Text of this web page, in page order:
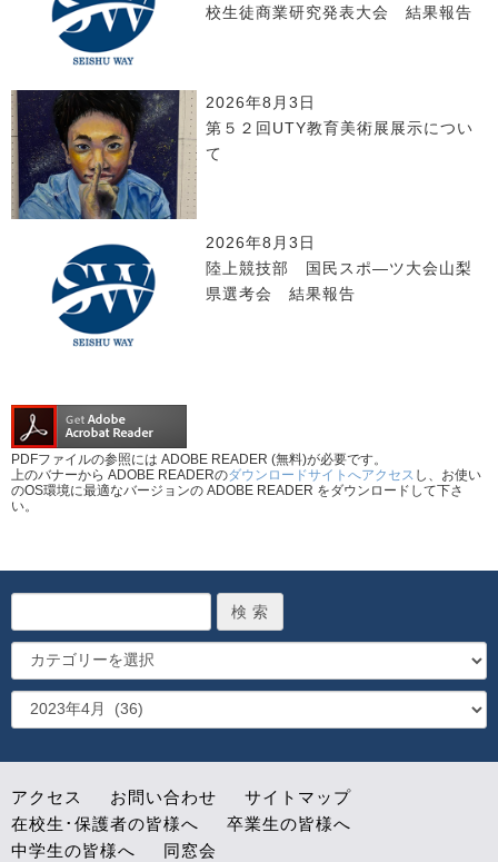
校生徒商業研究発表大会 結果報告
2026年8月3日
第５２回UTY教育美術展展示につい
て
2026年8月3日
陸上競技部 国民スポ―ツ大会山梨
県選考会 結果報告
PDFファイルの参照には ADOBE READER (無料)が必要です。
上のバナーから ADOBE READERのダウンロードサイトへアクセス し、お使い
のOS環境に最適なバージョンの ADOBE READER をダウンロードして下さ
い。
アクセス お問い合わせ
サイトマップ
在校生･保護者の皆様へ
卒業生の皆様へ
中学生の皆様へ
同窓会